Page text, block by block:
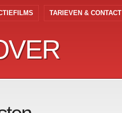
TARIEVEN & CONTACT